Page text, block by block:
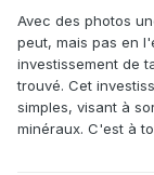
Avec des photos
peut, mais pas en
investissement de
trouvé. Cet
simples, visant à
minéraux. C'est à